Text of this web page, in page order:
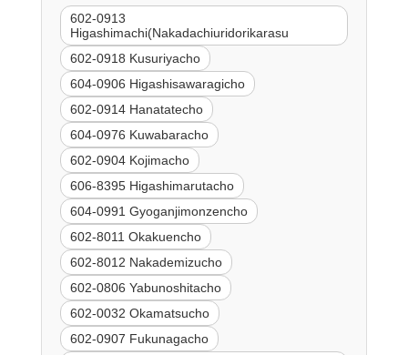
602-0913
Higashimachi(Nakadachiuridorikarasu
602-0918 Kusuriyacho
604-0906 Higashisawaragicho
602-0914 Hanatatecho
604-0976 Kuwabaracho
602-0904 Kojimacho
606-8395 Higashimarutacho
604-0991 Gyoganjimonzencho
602-8011 Okakuencho
602-8012 Nakademizucho
602-0806 Yabunoshitacho
602-0032 Okamatsucho
602-0907 Fukunagacho